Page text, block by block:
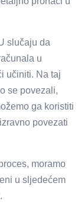
slučaju da
u
učiniti. Na taj
se povezali,
ga koristiti
povezati
moramo
u sljedećem